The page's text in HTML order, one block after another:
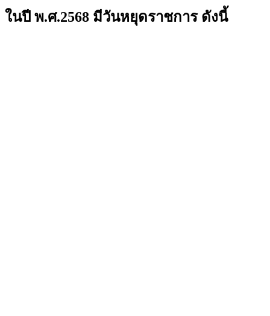
ในปี พ.ศ.2568 มีวันหยุดราชการ ดังนี้